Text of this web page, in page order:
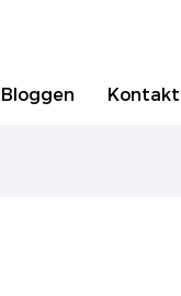
Bloggen